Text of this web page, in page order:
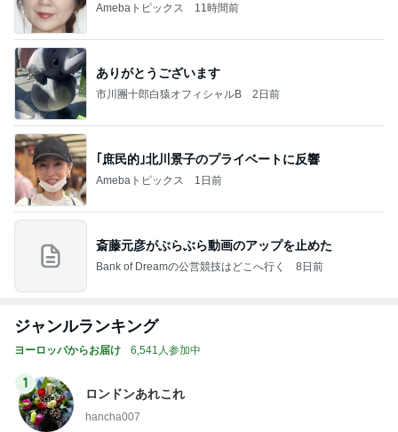
Amebaトピックス 11時間前
ありがとうございます
市川團十郎白猿オフィシャルB 2日前
｢庶民的｣北川景子のプライベートに反響
Amebaトピックス 1日前
斎藤元彦がぶらぶら動画のアップを止めた
Bank of Dreamの公営競技はどこへ行く 8日前
ジャンルランキング
ヨーロッパからお届け 6,541人参加中
1
ロンドンあれこれ
hancha007